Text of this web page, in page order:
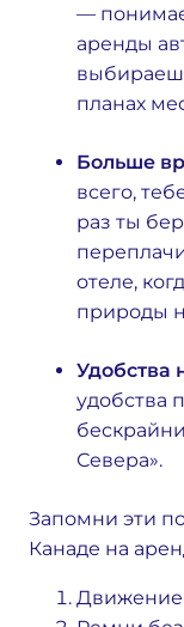
—
аренды
планах
Больше
всего,
раз ты
отеле,
природы
Удобства
удобства
Севера».
Запомни эти
Канаде на
Движение